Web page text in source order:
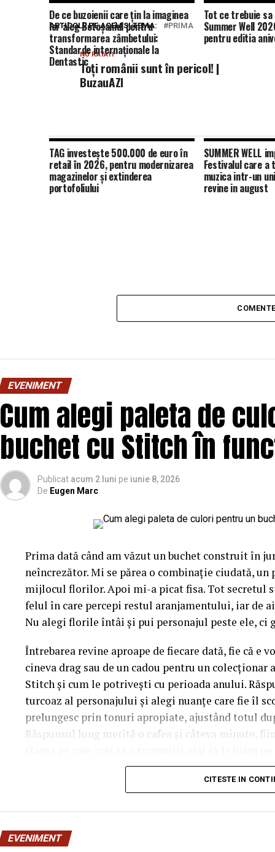
ARTICOLE PE ACEIASI TEMA: PRIMA
NU RATATI
Toți românii sunt în pericol! |
BuzauAZI
De ce buzoienii care țin la imaginea
lor aleg Botoșaniul pentru
transformarea zâmbetului:
Standarde internaționale la
Dentastic
Tot ce trebuie
Summer Well
pentru editia
TAG investește 500.000 de euro în
retail în 2026, pentru modernizarea
magazinelor și extinderea
portofoliului
SUMMER WELL
Festivalul care
muzica intr-un
revine in august
EVENIMENT
Cum alegi paleta de
buchet cu Stitch în
Publicat acum 2 luni pe iunie 8, 2026
De Eugen Marc
Prima dată când am văzut un buchet construit în
neîncrezător. Mi se părea o combinație ciudată,
mijlocul florilor. Apoi mi-a picat fisa. Tot secretul
felul în care percepi restul aranjamentului, iar de
Nu alegi florile întâi și pui personajul peste ele, ci
Întrebarea revine aproape de fiecare dată, fie că e
cineva drag sau de un cadou pentru un
Stitch și cum le potrivești cu perioada anului.
turcoaz al personajului și alegi nuanțe care fie îl
prelungesc prin tonuri apropiate, ajustând totul
Răspunsul lung merită o cafea și câteva minute,
De ce contează atât de mult
CITESTE IN
EVENIMENT